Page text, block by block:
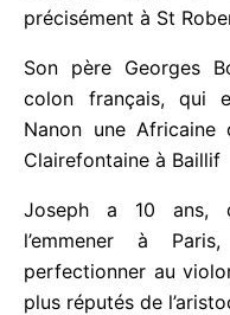
précisément à St
Son père Georges
colon français, qui
Nanon une Africaine
Joseph a 10 ans,
l’emmener à
perfectionner au